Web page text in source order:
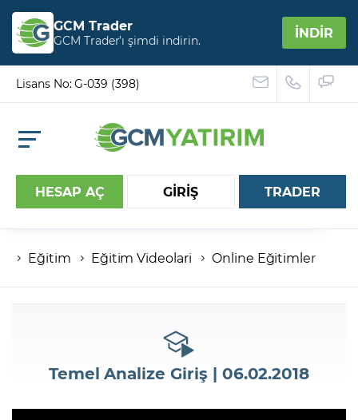
GCM Trader
GCM Trader’ı şimdi indirin. İNDİR
Lisans No: G-039 (398)
HESAP AÇ GİRİŞ
Hesap numaranız
Şifreniz
TRADER
Eğitim Eğitim Videolari Online Eğitimler
Temel Analize Giriş | 06.02.2018